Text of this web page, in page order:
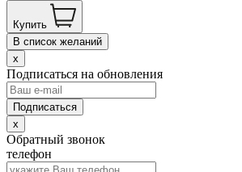
Купить
В список желаний
x
Подписаться на обновления
x
Обратный звонок
телефон